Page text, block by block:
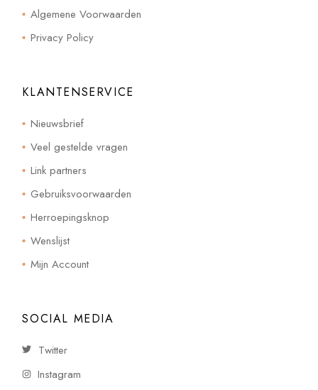
Algemene Voorwaarden
Privacy Policy
KLANTENSERVICE
Nieuwsbrief
Veel gestelde vragen
Link partners
Gebruiksvoorwaarden
Herroepingsknop
Wenslijst
Mijn Account
SOCIAL MEDIA
Twitter
Instagram